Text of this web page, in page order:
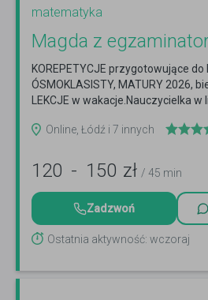
matematyka
Magda z
KOREPETYCJE przygotowujące do
ÓSMOKLASISTY, MATURY 2026,
LEKCJE w wakacje.Nauczycielka w
Online, Łódź i 7 innych
120 - 150 zł / 45 min
Zadzwoń
Ostatnia aktywność: wczoraj